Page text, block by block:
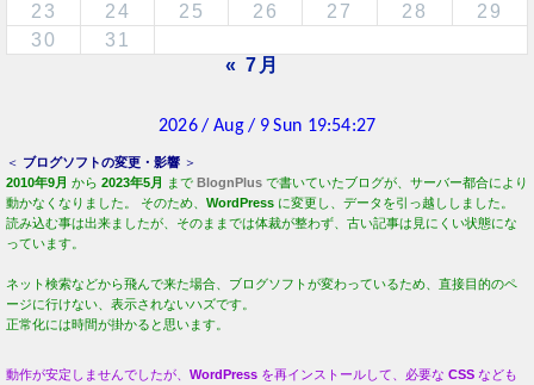
23
24 25 26 27 28
29
30
31
« 7月
＜ ブログソフトの変更・影響 ＞
2010年9月 から 2023年5月 まで BlognPlus で書いていたブログが、サーバー都合により
動かなくなりました。 そのため、 WordPress に変更し、データを引っ越ししました。
読み込む事は出来ましたが、そのままでは体裁が整わず、古い記事は見にくい状態にな
っています。
ネット検索などから飛んで来た場合、ブログソフトが変わっているため、直接目的のペ
ージに行けない、表示されないハズです。
正常化には時間が掛かると思います。
動作が安定しませんでしたが、 WordPress を再インストールして、必要な CSS なども